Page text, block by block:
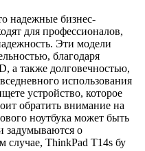
надежные бизнес-
для профессионалов,
Эти модели
благодаря
а также долговечностью,
использования
устройство, которое
обратить внимание на
ноутбука может быть
задумываются о
случае, ThinkPad T14s бу